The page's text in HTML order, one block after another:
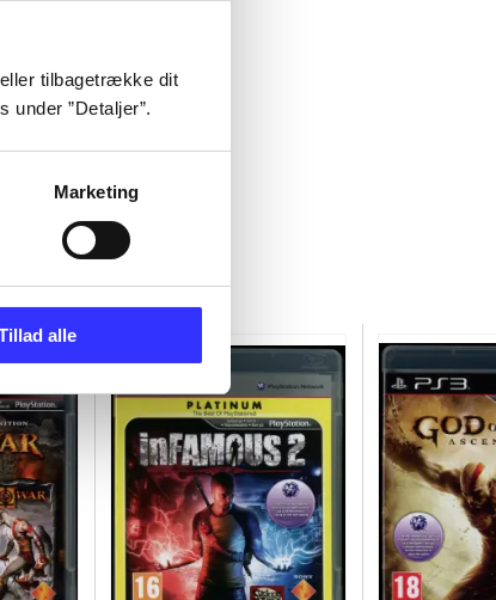
tilbagetrække dit
”Detaljer”.
Marketing
alle